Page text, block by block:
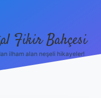
Fikir Bahçesi
ilham alan neşeli hikayeler!